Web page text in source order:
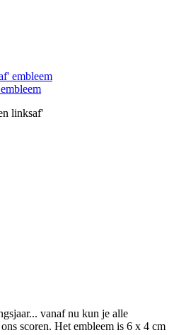
linksaf'
vanaf nu kun je alle
scoren. Het embleem is 6 x 4 cm